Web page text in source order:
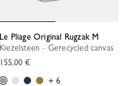
Le Pliage Original Rugzak M
Kiezelsteen - Gerecycled canvas
155,00 €
+ 6